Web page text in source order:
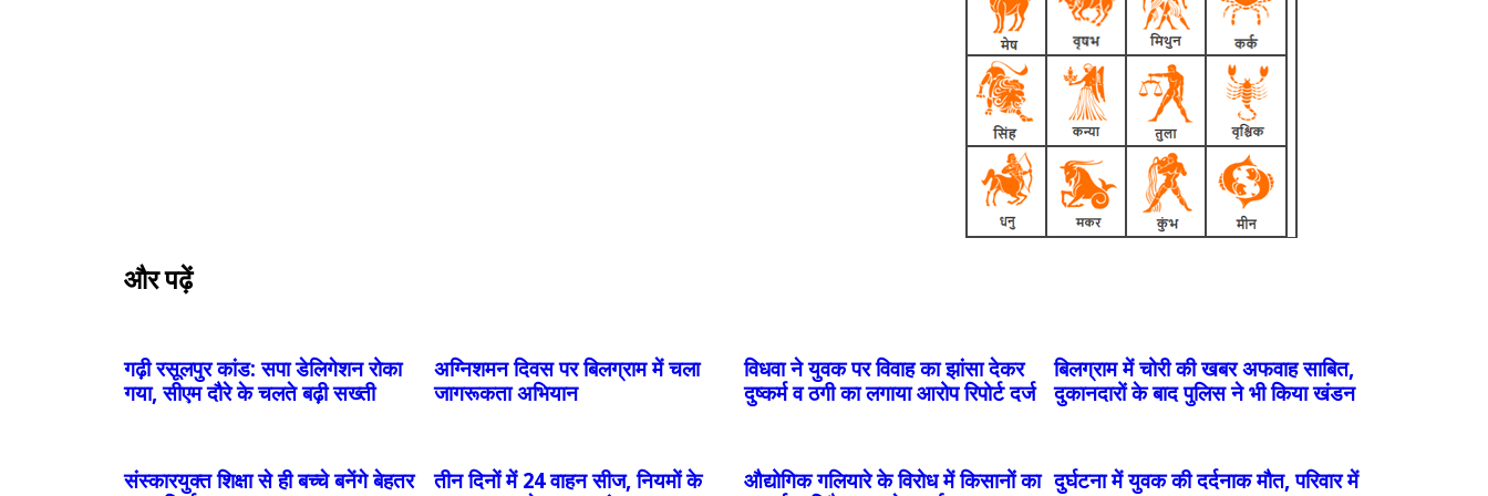
और पढ़ें
गढ़ी रसूलपुर कांड: सपा डेलिगेशन रोका
गया, सीएम दौरे के चलते बढ़ी सख्ती
अग्निशमन दिवस पर बिलग्राम में चला
जागरूकता अभियान
विधवा ने युवक पर विवाह का झांसा देकर
दुष्कर्म व ठगी का लगाया आरोप रिपोर्ट दर्ज
बिलग्राम में चोरी की खबर अफवाह साबित,
दुकानदारों के बाद पुलिस ने भी किया खंडन
संस्कारयुक्त शिक्षा से ही बच्चे बनेंगे बेहतर
तीन दिनों में 24 वाहन सीज, नियमों के
औद्योगिक गलियारे के विरोध में किसानों का दुर्घटना में युवक की दर्दनाक मौत, परिवार में